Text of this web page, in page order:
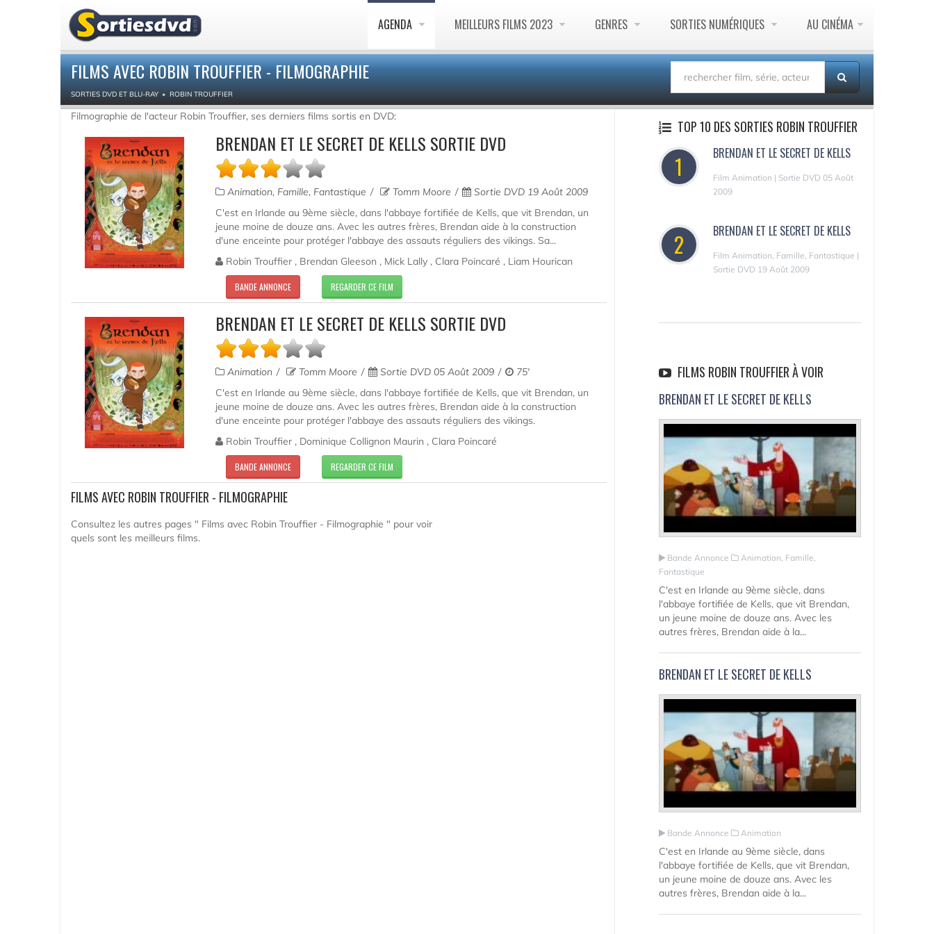
AGENDA MEILLEURS FILMS 2023 GENRES SORTIES NUMÉRIQUES AU CINÉMA
FILMS AVEC ROBIN TROUFFIER - FILMOGRAPHIE
SORTIES DVD ET BLU-RAY ROBIN TROUFFIER
Filmographie de l'acteur Robin Trouffier, ses derniers films sortis en DVD:
BRENDAN ET LE SECRET DE KELLS SORTIE DVD
Animation, Famille, Fantastique Tomm Moore
Sortie DVD 19 Août 2009
C'est en Irlande au 9ème siècle, dans l'abbaye fortifiée de Kells, que vit Brendan, un
jeune moine de douze ans. Avec les autres frères, Brendan aide à la construction
d'une enceinte pour protéger l'abbaye des assauts réguliers des vikings. Sa...
Robin Trouffier , Brendan Gleeson , Mick Lally , Clara Poincaré , Liam Hourican
BANDE ANNONCE REGARDER CE FILM
BRENDAN ET LE SECRET DE KELLS SORTIE DVD
Animation Tomm Moore Sortie DVD 05 Août 2009
75'
C'est en Irlande au 9ème siècle, dans l'abbaye fortifiée de Kells, que vit Brendan, un
jeune moine de douze ans. Avec les autres frères, Brendan aide à la construction
d'une enceinte pour protéger l'abbaye des assauts réguliers des vikings.
Robin Trouffier , Dominique Collignon Maurin , Clara Poincaré
BANDE ANNONCE REGARDER CE FILM
FILMS AVEC ROBIN TROUFFIER - FILMOGRAPHIE
Consultez les autres pages " Films avec Robin Trouffier - Filmographie " pour voir
quels sont les meilleurs films.
TOP 10 DES SORTIES ROBIN TROUFFIER
1 BRENDAN ET LE SECRET DE KELLS
Film Animation | Sortie DVD 05 Août
2009
2 BRENDAN ET LE SECRET DE KELLS
Film Animation, Famille, Fantastique |
Sortie DVD 19 Août 2009
FILMS ROBIN TROUFFIER À VOIR
BRENDAN ET LE SECRET DE KELLS
Bande Annonce
Animation, Famille,
Fantastique
C'est en Irlande au 9ème siècle, dans
l'abbaye fortifiée de Kells, que vit Brendan,
un jeune moine de douze ans. Avec les
autres frères, Brendan aide à la...
BRENDAN ET LE SECRET DE KELLS
Bande Annonce Animation
C'est en Irlande au 9ème siècle, dans
l'abbaye fortifiée de Kells, que vit Brendan,
un jeune moine de douze ans. Avec les
autres frères, Brendan aide à la...